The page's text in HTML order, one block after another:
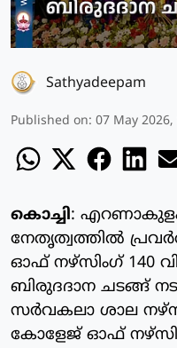
Sathyadeepam
Published on: 07 May 2026,
കൊച്ചി:
നേതൃത്വത്തിൽ
ഓഫ് നഴ്സിംഗ് 140
ബിരുദദാന ചടങ്ങ്
സർവകലാ ശാല
കോളേജ് ഓഫ്